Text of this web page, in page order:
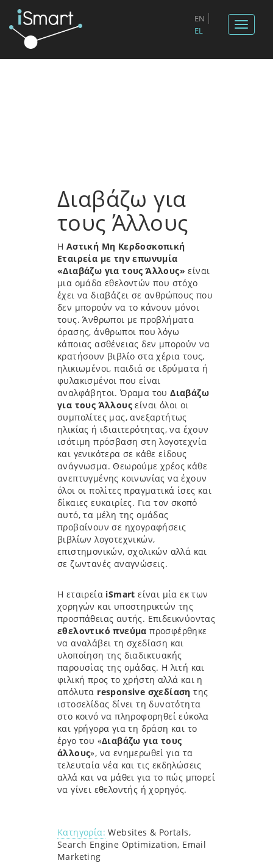
Toggle
EN
EL
Διαβάζω για
τους Άλλους
Η Αστική Μη Κερδοσκοπική
Εταιρεία με την επωνυμία
«Διαβάζω για τους Άλλους» είναι
μια ομάδα εθελοντών που στόχο
έχει να διαβάζει σε ανθρώπους που
δεν μπορούν να το κάνουν μόνοι
τους. Άνθρωποι με προβλήματα
όρασης, άνθρωποι που λόγω
κάποιας ασθένειας δεν μπορούν να
κρατήσουν βιβλίο στα χέρια τους,
ηλικιωμένοι, παιδιά σε ιδρύματα ή
φυλακισμένοι που είναι
αναλφάβητοι. Όραμα τουΔιαβάζω
για τους Άλλους είναι όλοι οι
συμπολίτες μας, ανεξαρτήτως
ηλικίας ή ιδιαιτερότητας, να έχουν
ισότιμη πρόσβαση στη λογοτεχνία
και γενικότερα σε κάθε είδους
ανάγνωσμα. Θεωρούμε χρέος κάθε
ανεπτυγμένης κοινωνίας να έχουν
όλοι οι πολίτες πραγματικά ίσες και
δίκαιες ευκαιρίες. Για τον σκοπό
αυτό, τα μέλη της ομάδας
προβαίνουν σε ηχογραφήσεις
βιβλίων λογοτεχνικών,
επιστημονικών, σχολικών αλλά και
σε ζωντανές αναγνώσεις.
Η εταιρεία iSmart είναι μία εκ των
χορηγών και υποστηρικτών της
προσπάθειας αυτής. Επιδεικνύοντας
εθελοντικό πνεύμα προσφέρθηκε
να αναλάβει τη σχεδίαση και
υλοποίηση της διαδικτυακής
παρουσίας της ομάδας. Η λιτή και
φιλική προς το χρήστη αλλά και η
απόλυτα responsive σχεδίαση της
ιστοσελίδας δίνει τη δυνατότητα
στο κοινό να πληροφορηθεί εύκολα
και γρήγορα για τη δράση και το
έργο του «Διαβάζω για τους
άλλους», να ενημερωθεί για τα
τελευταία νέα και τις εκδηλώσεις
αλλά και να μάθει για το πώς μπορεί
να γίνει εθελοντής ή χορηγός.
Κατηγορία: Websites & Portals,
Search Engine Optimization, Email
Marketing